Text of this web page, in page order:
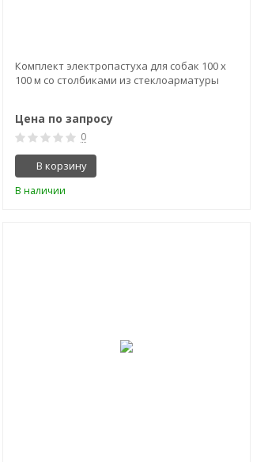
Комплект электропастуха для собак 100 х
100 м со столбиками из стеклоарматуры
Цена по запросу
0
В корзину
В наличии